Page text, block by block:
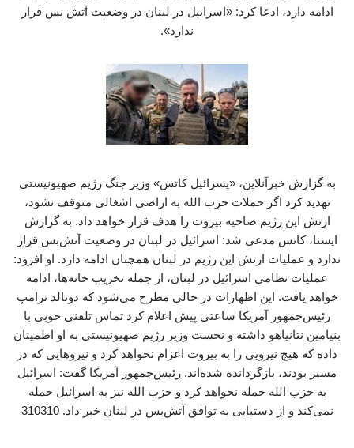
ادامه دارد، ادعا کرد: «اسراییل در لبنان در وضعیت آتش بس قرار
ندارد».
به گزارش خبرآنلاین، «یسرائیل کاتس» وزیر جنگ رژیم صهیونیستی
تهدید کرد اگر حملات حزب ‌الله به اراضی اشغالی متوقف نشود،
ارتش این رژیم ضاحیه بیروت را هدف قرار خواهد داد. به گزارش
ایسنا، کاتس مدعی شد: اسرائیل در لبنان در وضعیت آتش‌بس قرار
ندارد و عملیات ارتش این رژیم در لبنان همچنان ادامه دارد. او افزود:
عملیات نظامی اسرائیل در لبنان، از جمله تخریب خانه‌ها، ادامه
خواهد یافت. این اظهارات در حالی مطرح می‌شود که دونالد ترامپ
رئیس‌جمهور آمریکا ساعتی پیش اعلام کرد تماس تلفنی خوبی با
بنیامین نتانیاهو داشته و نخست ‌وزیر رژیم صهیونیستی به او اطمینان
داده که هیچ نیرویی را به بیروت اعزام نخواهد کرد و نیروهایی که در
مسیر بودند، بازگردانده شده‌اند. رئیس‌جمهور آمریکا گفت: اسرائیل
به حزب ‌الله حمله نخواهد کرد و حزب‌ الله نیز به اسرائیل حمله
نمی‌کند و از دستیابی به توافق آتش‌بس در لبنان خبر داد. 310310